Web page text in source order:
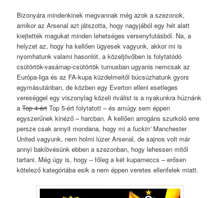
Bizonyára mindenkinek megvannak még azok a szezonok,
amikor az Arsenal azt játszotta, hogy nagyjából egy hét alatt
kiejtették magukat minden lehetséges versenyfutásból. Na, a
helyzet az, hogy ha kellően ügyesek vagyunk, akkor mi is
nyomhatunk valami hasonlót, a közeljövőben is folytatódó
csütörtök-vasárnap-csütörtök turnusban ugyanis nemcsak az
Európa-liga és az FA-kupa küzdelmeitől búcsúzhatunk gyors
egymásutánban, de közben egy Everton elleni esetleges
vereséggel egy viszonylag közeli riválist is a nyakunkra húznánk
aTop 4-ért Top 5-ért folytatott – és amúgy sem éppen
egyszerűnek kinéző – harcban. A kellően arrogáns szurkoló erre
persze csak annyit mondana, hogy mi afuckin’ Manchester
United vagyunk, nem holmi lúzer Arsenal, de sajnos volt már
annyi baklövésünk ebben a szezonban, hogy lehessen mitől
tartani. Még úgy is, hogy – főleg a két kupameccs – erősen
kötelező kategóriába esik a nem éppen veretes ellenfelek miatt.